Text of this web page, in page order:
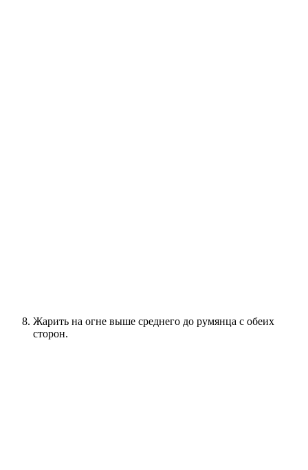
Жарить на огне выше среднего до румянца с обеих
сторон.